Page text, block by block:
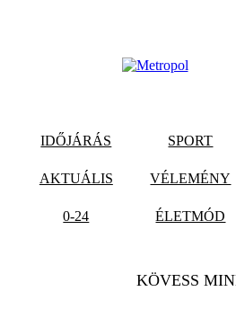
IDŐJÁRÁS SPORT
AKTUÁLIS VÉLEMÉNY
0-24 ÉLETMÓD
KÖVESS